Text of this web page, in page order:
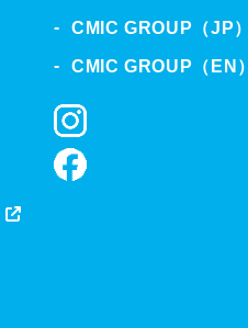
CMIC GROUP（JP）
CMIC GROUP（EN）